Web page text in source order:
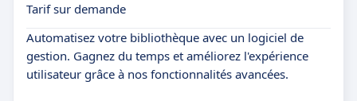
Tarif sur demande
Automatisez votre bibliothèque avec un logiciel de
gestion. Gagnez du temps et améliorez l'expérience
utilisateur grâce à nos fonctionnalités avancées.